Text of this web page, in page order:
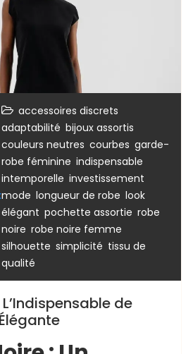
accessoires discrets
adaptabilité bijoux assortis
couleurs neutres courbes garde-
robe féminine indispensable
intemporelle investissement
mode longueur de robe look
élégant pochette assortie robe
noire robe noire femme
silhouette simplicité tissu de
qualité
de